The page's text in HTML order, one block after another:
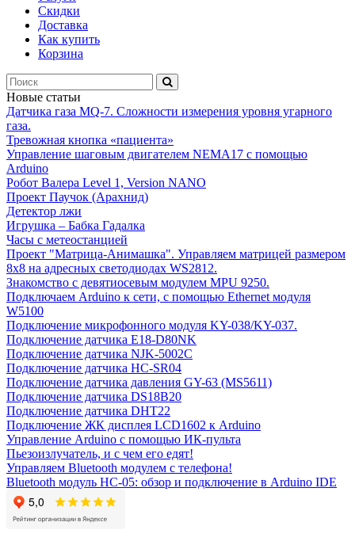
Скидки
Доставка
Как купить
Корзина
Новые статьи
Датчика газа MQ-7. Сложности измерения уровня угарного
газа.
Тревожная кнопка «пациента»
Управление шаговым двигателем NEMA17 с помощью
Arduino
Робот Валера Level 1, Version NANO
Проект Паучок (Арахнид)
Детектор лжи
Игрушка – Бабка Гадалка
Часы с метеостанцией
Проект "Матрица-Анимашка". Управляем матрицей размером
8х8 на адресных светодиодах WS2812.
Знакомство с девятиосевым модулем MPU 9250.
Подключаем Arduino к сети, с помощью Ethernet модуля
W5100
Подключение микрофонного модуля KY-038/KY-037.
Подключение датчика E18-D80NK
Подключение датчика NJK-5002C
Подключение датчика HC-SR04
Подключение датчика давления GY-63 (MS5611)
Подключение датчика DS18B20
Подключение датчика DHT22
Подключение ЖК дисплея LCD1602 к Arduino
Управление Arduino с помощью ИК-пульта
Пьезоизлучатель, и с чем его едят!
Управляем Bluetooth модулем с телефона!
Bluetooth модуль HC-05: обзор и подключение в Arduino IDE